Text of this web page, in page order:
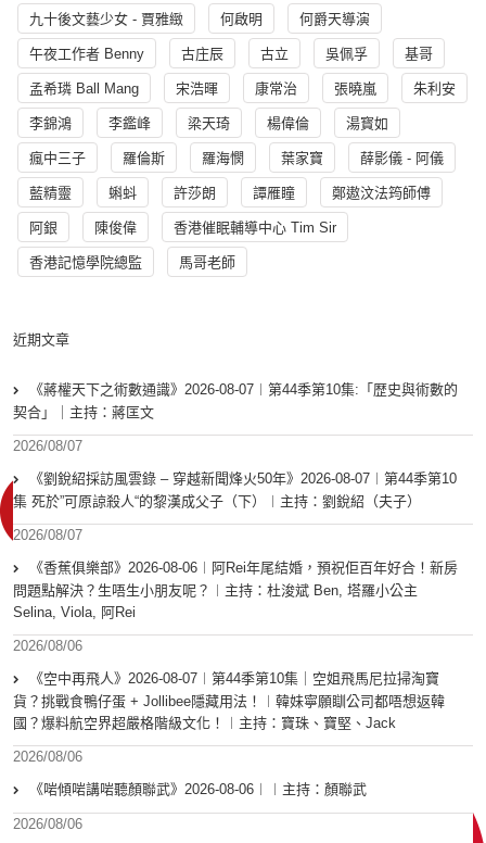
九十後文藝少女 - 賈雅緻 何啟明 何爵天導演
午夜工作者 Benny 古庄辰 古立 吳佩孚 基哥
孟希璘 Ball Mang 宋浩暉 康常治 張曉嵐 朱利安
李錦鴻 李鑑峰 梁天琦 楊偉倫 湯寳如
瘋中三子 羅倫斯 羅海憫 葉家寶 薛影儀 - 阿儀
藍精靈 蝌蚪 許莎朗 譚雁瞳 鄭遨汶法筠師傅
阿銀 陳俊偉 香港催眠輔導中心 Tim Sir
香港記憶學院總監 馬哥老師
近期文章
《蔣權天下之術數通識》2026-08-07︱第44季第10集:「歴史與術數的
契合」｜主持：蔣匡文
2026/08/07
《劉銳紹採訪風雲錄 – 穿越新聞烽火50年》2026-08-07︱第44季第10
集 死於”可原諒殺人“的黎漢成父子（下）︱主持：劉銳紹（夫子）
2026/08/07
《香蕉俱樂部》2026-08-06︱阿Rei年尾結婚，預祝佢百年好合！新房
問題點解決？生唔生小朋友呢？︱主持：杜浚斌 Ben, 塔羅小公主
Selina, Viola, 阿Rei
2026/08/06
《空中再飛人》2026-08-07︱第44季第10集｜空姐飛馬尼拉掃淘寶
貨？挑戰食鴨仔蛋 + Jollibee隱藏用法！︱韓妹寧願瞓公司都唔想返韓
國？爆料航空界超嚴格階級文化！︱主持：寶珠、寶堅、Jack
2026/08/06
《啱傾啱講啱聽顏聯武》2026-08-06︱︱主持：顏聯武
2026/08/06